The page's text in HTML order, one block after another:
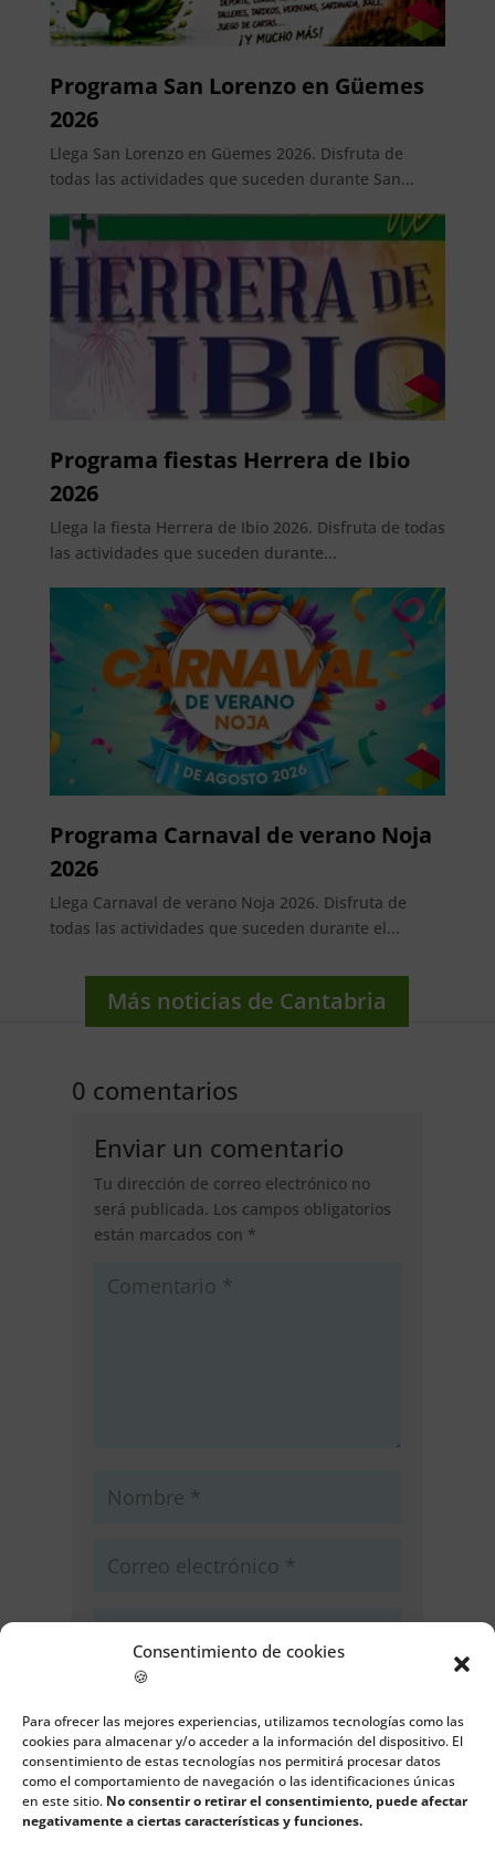
Consentimiento de cookies
🍪
Para ofrecer las mejores experiencias, utilizamos tecnologías como las
cookies para almacenar y/o acceder a la información del dispositivo. El
consentimiento de estas tecnologías nos permitirá procesar datos
como el comportamiento de navegación o las identificaciones únicas
en este sitio. No consentir o retirar el consentimiento, puede afectar
negativamente a ciertas características y funciones.
Programa San Lorenzo en Güemes
2026
Llega San Lorenzo en Güemes 2026. Disfruta de
todas las actividades que suceden durante San...
Programa fiestas Herrera de Ibio
2026
Llega la fiesta Herrera de Ibio 2026. Disfruta de todas
las actividades que suceden durante...
Programa Carnaval de verano Noja
2026
Llega Carnaval de verano Noja 2026. Disfruta de
todas las actividades que suceden durante el...
Más noticias de Cantabria
0 comentarios
Enviar un comentario
Tu dirección de correo electrónico no
será publicada. Los campos obligatorios
están marcados con *
Guarda mi nombre, correo
electrónico y web en este navegador
para la próxima vez que comente.
Enviar comentario